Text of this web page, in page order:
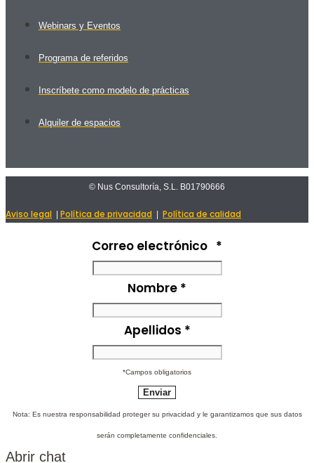
Webinars y Eventos
Programa de referidos
Inscríbete como modelo de prácticas
Alquiler de espacios
© Nus Consultoría, S.L. B01790666
Aviso legal Política de privacidad Política de calidad
Correo electrónico *
Nombre *
Apellidos *
*Campos obligatorios
Nota: Es nuestra responsabilidad proteger su privacidad y le garantizamos que sus datos
serán completamente confidenciales.
Abrir chat